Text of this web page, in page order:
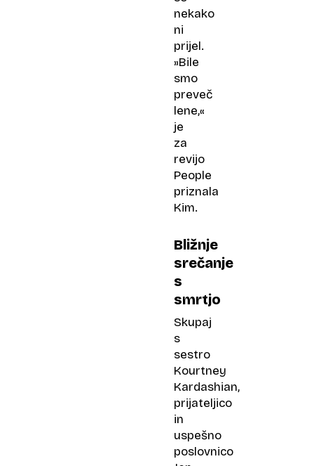
nekako
ni
prijel.
»Bile
smo
preveč
lene,«
je
za
revijo
People
priznala
Kim.
Bližnje
srečanje
s
smrtjo
Skupaj
s
sestro
Kourtney
Kardashian,
prijateljico
in
uspešno
poslovnico